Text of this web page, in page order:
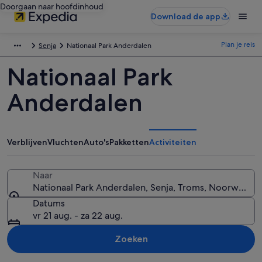
Doorgaan naar hoofdinhoud
Download de app
Senja Nationaal Park Anderdalen Plan je reis
Nationaal Park
Anderdalen
VerblijvenVluchtenAuto'sPakkettenActiviteiten
Naar
Nationaal Park Anderdalen, Senja, Troms, Noorwegen
Datums
vr 21 aug. - za 22 aug.
Zoeken